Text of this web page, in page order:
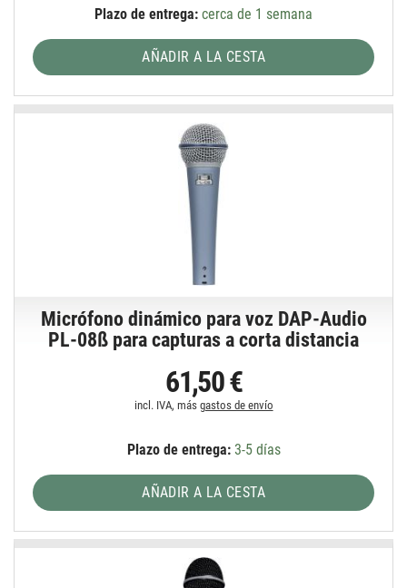
Plazo de entrega: cerca de 1 semana
AÑADIR A LA CESTA
Micrófono dinámico para voz DAP-Audio
PL-08ß para capturas a corta distancia
61,50 €
incl. IVA, más gastos de envío
Plazo de entrega:3-5 días
AÑADIR A LA CESTA